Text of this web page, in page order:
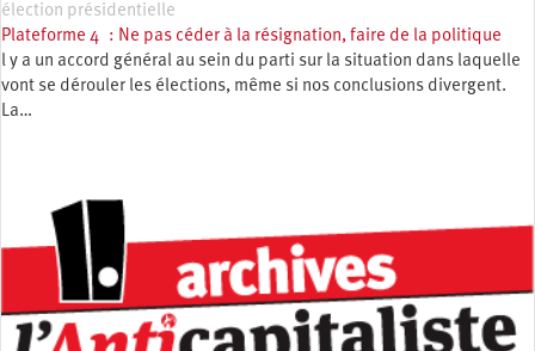
élection présidentielle
Plateforme 4 : Ne pas céder à la résignation, faire de la politique
l y a un accord général au sein du parti sur la situation dans laquelle
vont se dérouler les élections, même si nos conclusions divergent.
La…